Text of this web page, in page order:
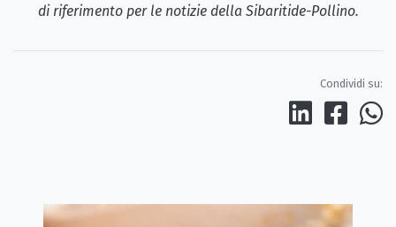
di riferimento per le notizie della Sibaritide-Pollino.
Condividi su: